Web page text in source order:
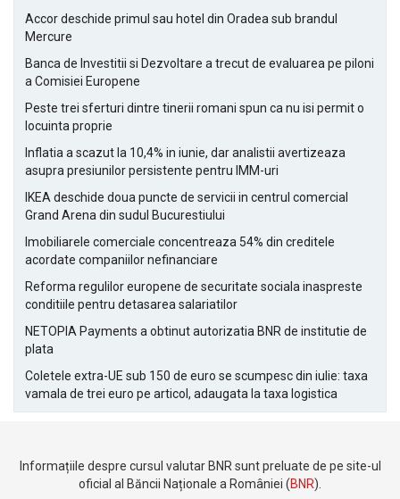
Accor deschide primul sau hotel din Oradea sub brandul
Mercure
Banca de Investitii si Dezvoltare a trecut de evaluarea pe piloni
a Comisiei Europene
Peste trei sferturi dintre tinerii romani spun ca nu isi permit o
locuinta proprie
Inflatia a scazut la 10,4% in iunie, dar analistii avertizeaza
asupra presiunilor persistente pentru IMM-uri
IKEA deschide doua puncte de servicii in centrul comercial
Grand Arena din sudul Bucurestiului
Imobiliarele comerciale concentreaza 54% din creditele
acordate companiilor nefinanciare
Reforma regulilor europene de securitate sociala inaspreste
conditiile pentru detasarea salariatilor
NETOPIA Payments a obtinut autorizatia BNR de institutie de
plata
Coletele extra-UE sub 150 de euro se scumpesc din iulie: taxa
vamala de trei euro pe articol, adaugata la taxa logistica
Informațiile despre cursul valutar BNR sunt preluate de pe site-ul
oficial al Băncii Naționale a României (BNR).